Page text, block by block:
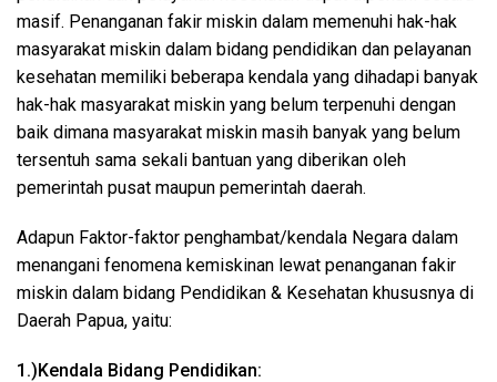
masif. Penanganan fakir miskin dalam memenuhi hak-hak
masyarakat miskin dalam bidang pendidikan dan pelayanan
kesehatan memiliki beberapa kendala yang dihadapi banyak
hak-hak masyarakat miskin yang belum terpenuhi dengan
baik dimana masyarakat miskin masih banyak yang belum
tersentuh sama sekali bantuan yang diberikan oleh
pemerintah pusat maupun pemerintah daerah.
Adapun Faktor-faktor penghambat/kendala Negara dalam
menangani fenomena kemiskinan lewat penanganan fakir
miskin dalam bidang Pendidikan & Kesehatan khususnya di
Daerah Papua, yaitu:
1.)Kendala Bidang Pendidikan: